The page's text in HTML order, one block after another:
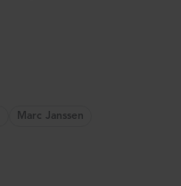
Marc Janssen